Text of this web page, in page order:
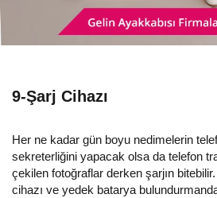
9-Şarj Cihazı
Her ne kadar gün boyu nedimelerin
sekreterliğini yapacak olsa da telefon
çekilen fotoğraflar derken şarjın
cihazı ve yedek batarya